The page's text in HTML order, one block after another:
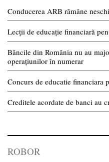
Conducerea ARB rămâne
Lecții de educație financiară
Băncile din România nu au
operațiunilor în numerar
Concurs de educatie financiara
Creditele acordate de banci au
ROBOR